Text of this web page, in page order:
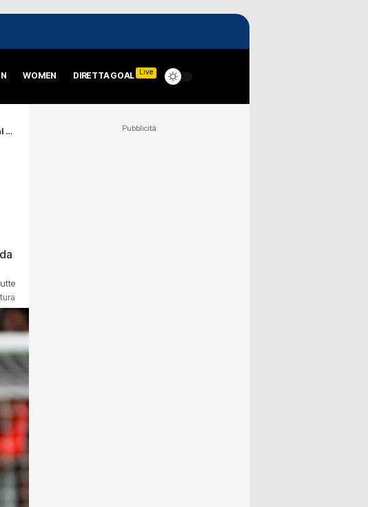
WOMEN DIRETTA GOAL Live
Pubblicità